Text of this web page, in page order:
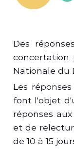
Des
concertation
Nationale du
Les
font l'objet
réponses
et de
de 10 à 15